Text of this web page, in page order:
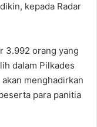
kepada Radar
3.992 orang yang
dalam Pilkades
akan menghadirkan
para panitia